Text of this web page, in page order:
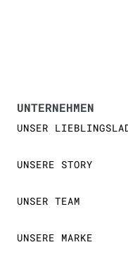
UNTERNEHMEN
UNSER
UNSERE STORY
UNSER TEAM
UNSERE MARKE